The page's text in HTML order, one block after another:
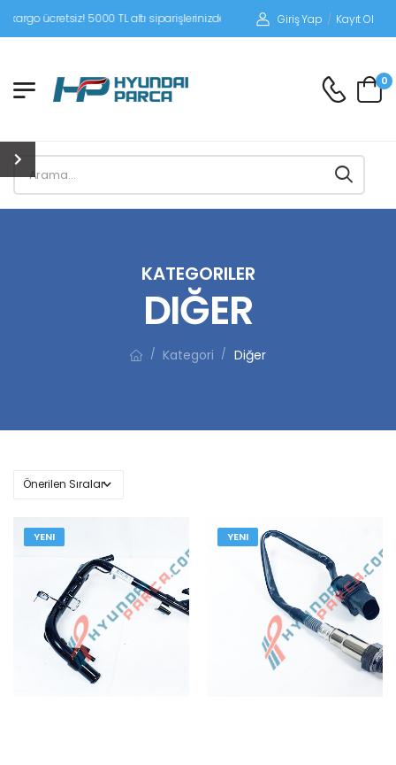
5000 TL altı siparişlerinizde siparişleriniz alıcı ödemeli gönderilir.
Giriş Yap / Kayıt Ol
0
KATEGORILER
DIĞER
/ Kategori / Diğer
YENI YENI